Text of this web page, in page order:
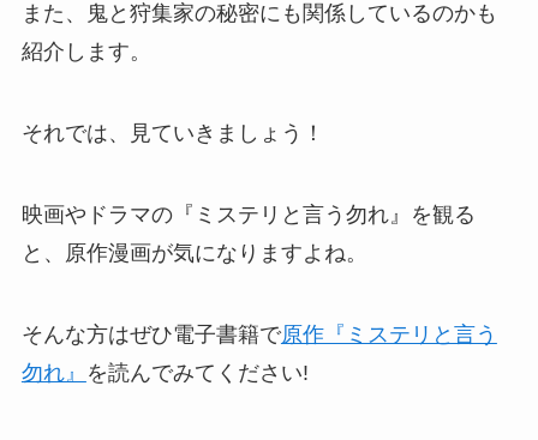
また、鬼と狩集家の秘密にも関係しているのかも
紹介します。
それでは、見ていきましょう！
映画やドラマの『ミステリと言う勿れ』を観る
と、原作漫画が気になりますよね。
そんな方はぜひ電子書籍で原作『ミステリと言う
勿れ』
を読んでみてください!